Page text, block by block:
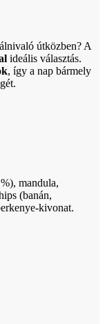
útközben? A
ideális választás.
, így a nap bármely
mandula,
(banán,
kivonat.